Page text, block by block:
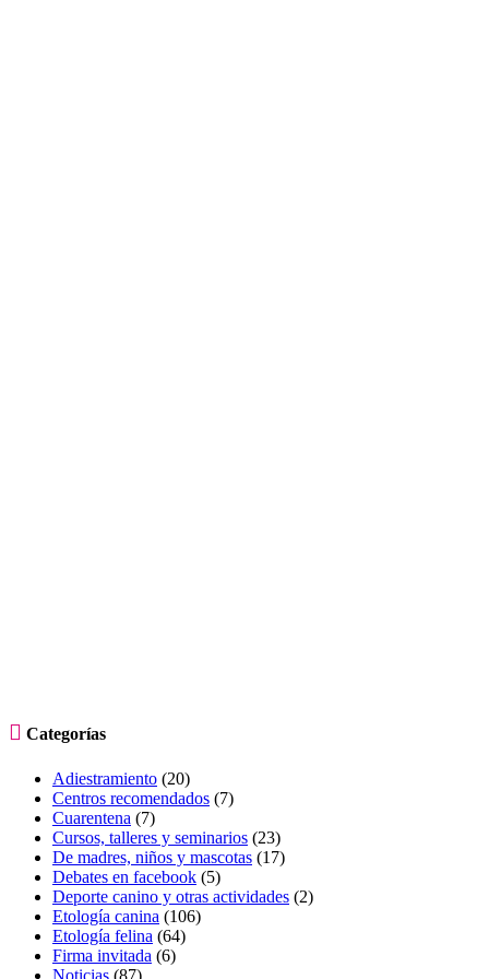
 Categorías
Adiestramiento (20)
Centros recomendados (7)
Cuarentena (7)
Cursos, talleres y seminarios (23)
De madres, niños y mascotas (17)
Debates en facebook (5)
Deporte canino y otras actividades (2)
Etología canina (106)
Etología felina (64)
Firma invitada (6)